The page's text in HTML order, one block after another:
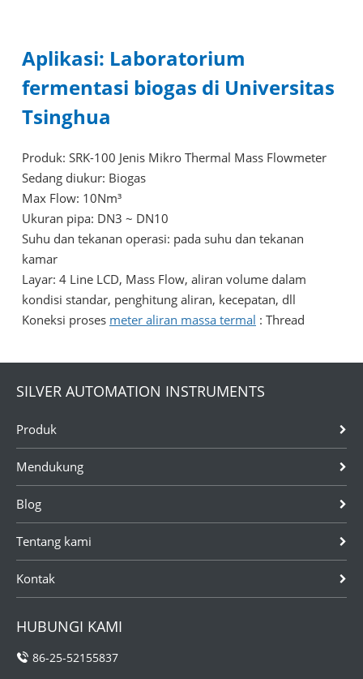
Aplikasi: Laboratorium
fermentasi biogas di Universitas
Tsinghua
Produk: SRK-100 Jenis Mikro Thermal Mass Flowmeter
Sedang diukur: Biogas
Max Flow: 10Nm³
Ukuran pipa: DN3 ~ DN10
Suhu dan tekanan operasi: pada suhu dan tekanan
kamar
Layar: 4 Line LCD, Mass Flow, aliran volume dalam
kondisi standar, penghitung aliran, kecepatan, dll
Koneksi proses meter aliran massa termal : Thread
SILVER AUTOMATION INSTRUMENTS
Produk
Mendukung
Blog
Tentang kami
Kontak
HUBUNGI KAMI
86-25-52155837